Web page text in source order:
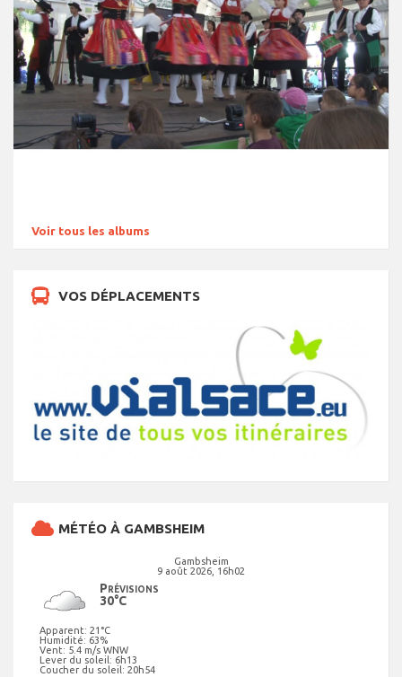
Voir tous les albums
VOS DÉPLACEMENTS
MÉTÉO À GAMBSHEIM
Gambsheim
9 août 2026, 16h02
Prévisions
30°C
Apparent: 21°C
Humidité: 63%
Vent: 5.4 m/s WNW
Lever du soleil: 6h13
Coucher du soleil: 20h54